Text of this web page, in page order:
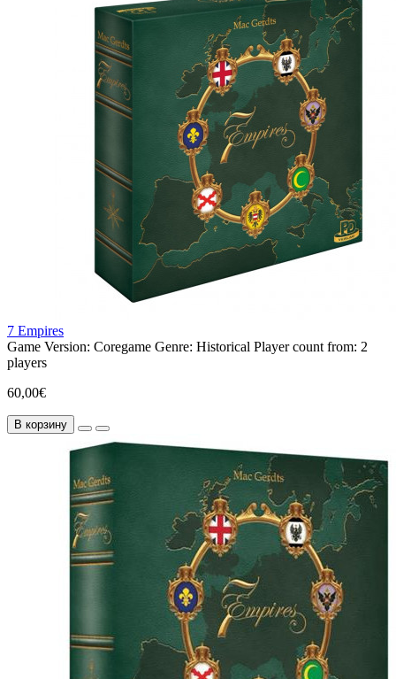
7 Empires
Game Version: Coregame Genre: Historical Player count from: 2
players
60,00€
В корзину